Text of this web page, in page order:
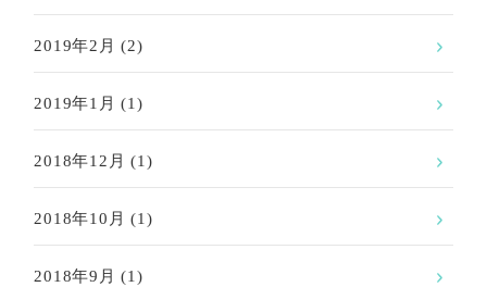
2019年2月 (2)
2019年1月 (1)
2018年12月 (1)
2018年10月 (1)
2018年9月 (1)